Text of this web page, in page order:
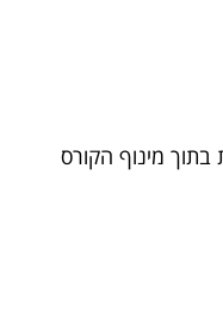
בתוך מינוף הקורס